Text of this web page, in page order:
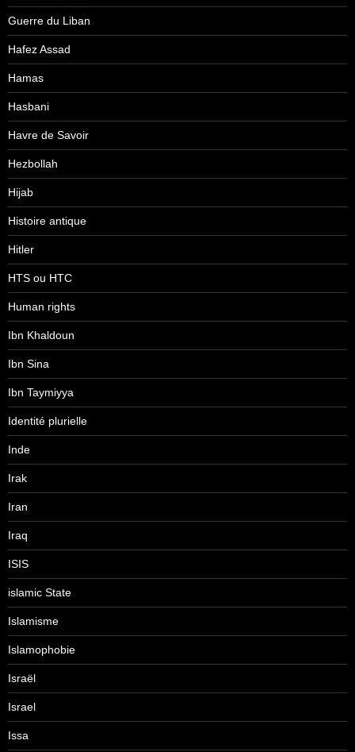
Guerre du Liban
Hafez Assad
Hamas
Hasbani
Havre de Savoir
Hezbollah
Hijab
Histoire antique
Hitler
HTS ou HTC
Human rights
Ibn Khaldoun
Ibn Sina
Ibn Taymiyya
Identité plurielle
Inde
Irak
Iran
Iraq
ISIS
islamic State
Islamisme
Islamophobie
Israël
Israel
Issa